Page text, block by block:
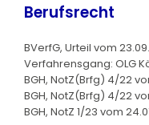
Berufsrecht
BVerfG, Urteil vom
Verfahrensgang: OLG
BGH, NotZ(Brfg) 4/22
BGH, NotZ(Brfg) 4/22
BGH, NotZ 1/23 vom